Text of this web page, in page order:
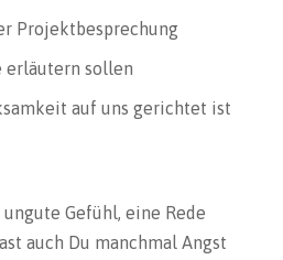
Projektbesprechung
erläutern sollen
auf uns gerichtet ist
Gefühl, eine Rede
auch Du manchmal Angst